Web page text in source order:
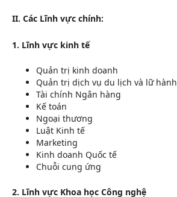
II. Các Lĩnh vực chính:
1. Lĩnh vực kinh tế
Quản trị kinh doanh
Quản trị dịch vụ du lịch và lữ hành
Tài chính Ngân hàng
Kế toán
Ngoại thương
Luật Kinh tế
Marketing
Kinh doanh Quốc tế
Chuỗi cung ứng
2. Lĩnh vực Khoa học Công nghệ